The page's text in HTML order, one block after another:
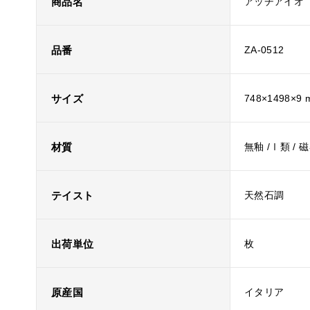
品番 ZA-0512
サイズ 748×1498×9
材質 無釉 /Ⅰ類 / 磁
テイスト 天然石調
出荷単位 枚
原産国 イタリア